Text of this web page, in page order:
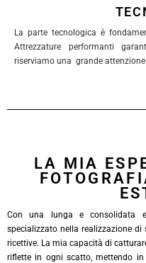
La parte tecnologica è
Attrezzature performanti
riserviamo una grande
LA MIA
Con una lunga e consolidata
specializzato nella realizzazione
ricettive. La mia capacità di
riflette in ogni scatto, mettendo in